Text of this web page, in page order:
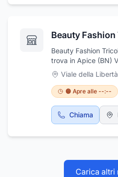
altamente
sopralluoghi e
Beauty Fashion
trova in Apice (BN)
n.14Beauty Fashion
è un salone di
troverete la titolare
accogliervi insieme
qualificati e
Specializzati
Viale della
🟠 Apre alle --:--
Chiama
Carica altri